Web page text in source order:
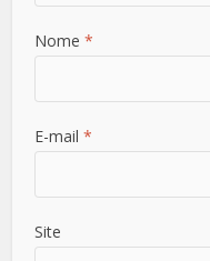
Nome*
E-mail*
Site